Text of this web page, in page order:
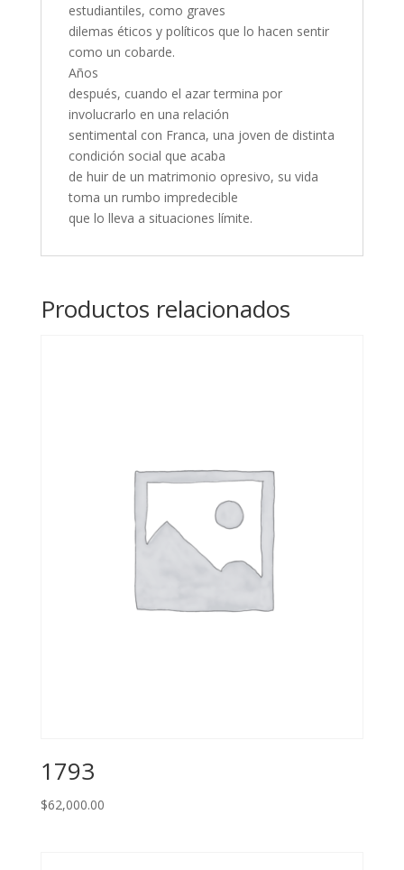
estudiantiles, como graves
dilemas éticos y políticos que lo hacen sentir
como un cobarde.
Años
después, cuando el azar termina por
involucrarlo en una relación
sentimental con Franca, una joven de distinta
condición social que acaba
de huir de un matrimonio opresivo, su vida
toma un rumbo impredecible
que lo lleva a situaciones límite.
Productos relacionados
1793
$62,000.00